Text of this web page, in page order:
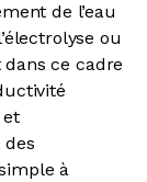
de l’eau
ou
dans ce cadre
et
à